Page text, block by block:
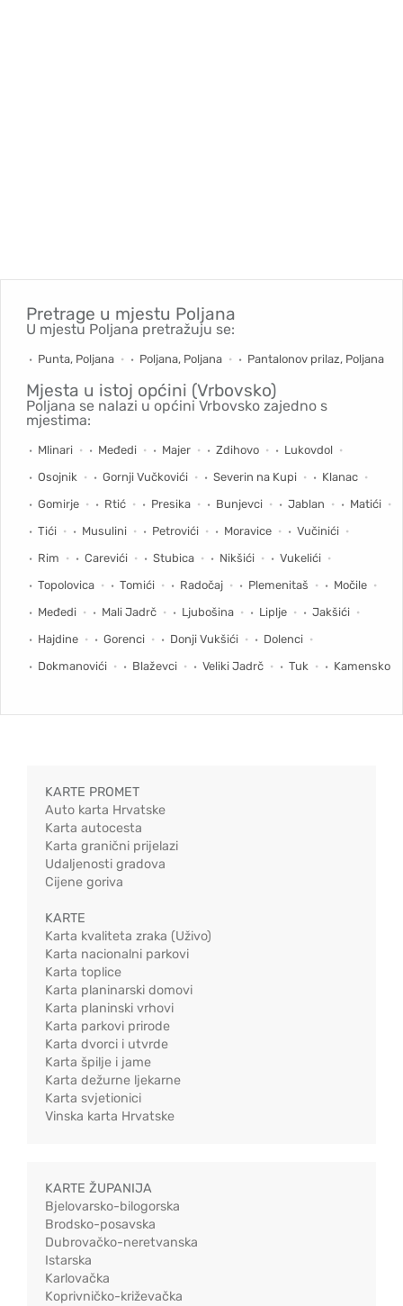
Pretrage u mjestu Poljana
U mjestu Poljana pretražuju se:
Punta, Poljana Poljana, Poljana Pantalonov prilaz, Poljana
Mjesta u istoj općini (Vrbovsko)
Poljana se nalazi u općini Vrbovsko zajedno s
mjestima:
Mlinari Međedi Majer Zdihovo
Lukovdol
Osojnik
Gornji Vučkovići Severin na Kupi
Klanac
Gomirje
Rtić Presika Bunjevci Jablan
Matići
Tići
Musulini Petrovići Moravice
Vučinići
Rim
Carevići Stubica Nikšići
Vukelići
Topolovica
Tomići Radočaj Plemenitaš
Močile
Međedi
Mali Jadrč Ljubošina Liplje
Jakšići
Hajdine
Gorenci Donji Vukšići
Dolenci
Dokmanovići
Blaževci Veliki Jadrč Tuk Kamensko
KARTE PROMET
Auto karta Hrvatske
Karta autocesta
Karta granični prijelazi
Udaljenosti gradova
Cijene goriva
KARTE
Karta kvaliteta zraka (Uživo)
Karta nacionalni parkovi
Karta toplice
Karta planinarski domovi
Karta planinski vrhovi
Karta parkovi prirode
Karta dvorci i utvrde
Karta špilje i jame
Karta dežurne ljekarne
Karta svjetionici
Vinska karta Hrvatske
KARTE ŽUPANIJA
Bjelovarsko-bilogorska
Brodsko-posavska
Dubrovačko-neretvanska
Istarska
Karlovačka
Koprivničko-križevačka